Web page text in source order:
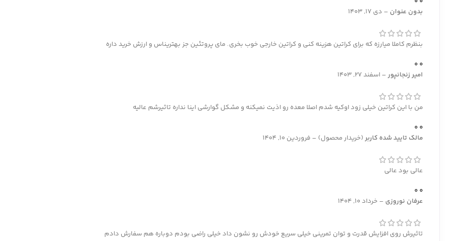
بدون عنوان – دی 17, 1403
بنظرم کاملا میارزه که برای کراتین هزینه کنی و کراتین خارجی خوب بخری. مای پروتئین جز بهتریناس و ارزش خرید داره
0
0
امیر زنجانپور – اسفند 27, 1403
من با این کراتین خیلی زود اوکیه شدم اصلا معده رو اذیت نمیکنه و مشکل گوارشی اینا نداره تاثیرشم عالیه
0
0
مالک تایید شده کاربر (خریدار محصول) – فروردین 10, 1404
عالی بود عالی
0
0
عرفان نوروزی – خرداد 10, 1404
تاثیرش روی افزایش قدرت و توان تمرینی خیلی سریع خودش رو نشون داد خیلی راضی بودم دوباره هم سفارش دادم